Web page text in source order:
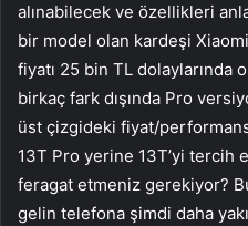
alınabilecek ve özellikleri
bir model olan kardeşi
fiyatı 25 bin TL dolaylarında
birkaç fark dışında Pro
üst çizgideki fiyat/
13T Pro yerine 13T’yi tercih
feragat etmeniz gerekiyor?
gelin telefona şimdi daha